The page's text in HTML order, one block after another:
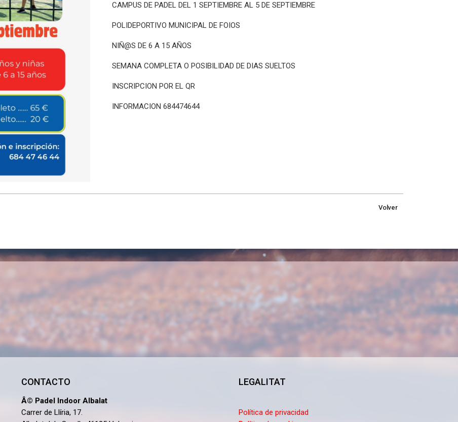
CAMPUS DE PADEL DEL 1 SEPTIEMBRE AL 5 DE SEPTIEMBRE
POLIDEPORTIVO MUNICIPAL DE FOIOS
NIÑ@S DE 6 A 15 AÑOS
SEMANA COMPLETA O POSIBILIDAD DE DIAS SUELTOS
INSCRIPCION POR EL QR
INFORMACION 684474644
Volver
CONTACTO
Â© Padel Indoor Albalat
Carrer de Llíria, 17.
LEGALITAT
Política de privacidad